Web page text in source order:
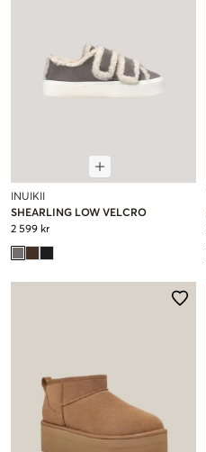
INUIKII
SHEARLING LOW VELCRO
2 599 kr